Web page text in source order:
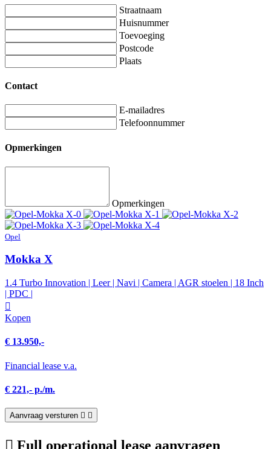
Straatnaam
Huisnummer
Toevoeging
Postcode
Plaats
Contact
E-mailadres
Telefoonnummer
Opmerkingen
Opmerkingen
Opel
Mokka X
1.4 Turbo Innovation | Leer | Navi | Camera | AGR stoelen | 18 Inch
| PDC |
Kopen
€ 13.950,-
Financial lease v.a.
€ 221,- p./m.
Aanvraag versturen
Full operational lease aanvragen